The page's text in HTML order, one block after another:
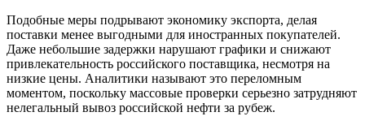
Подобные меры подрывают экономику экспорта, делая
поставки менее выгодными для иностранных покупателей.
Даже небольшие задержки нарушают графики и снижают
привлекательность российского поставщика, несмотря на
низкие цены. Аналитики называют это переломным
моментом, поскольку массовые проверки серьезно затрудняют
нелегальный вывоз российской нефти за рубеж.